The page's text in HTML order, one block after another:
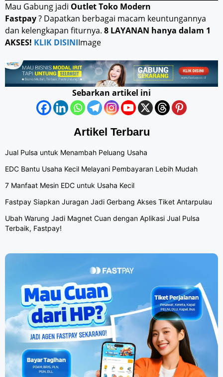
Mau Gabung jadi Outlet Toko Modern
Fastpay? Dapatkan berbagai macam keuntungannya
dan kelengkapan fiturnya. 8 LAYANAN hanya dalam 1
AKSES! KLIK DISINIImage
Sebarkan artikel ini
Artikel Terbaru
Jual Pulsa untuk Menambah Peluang Usaha
EDC Bantu Usaha Kecil Melayani Pembayaran Lebih Mudah
7 Manfaat Mesin EDC untuk Usaha Kecil
Fastpay Siapkan Juragan Jadi Gerbang Akses Tiket Antarpulau
Ubah Warung Jadi Magnet Cuan dengan Aplikasi Jual Pulsa
Terbaik, Fastpay!